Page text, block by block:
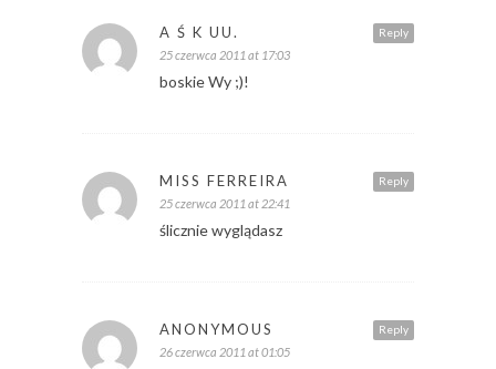
Reply
A Ś K UU.
25 czerwca 2011 at 17:03
boskie Wy ;)!
Reply
MISS FERREIRA
25 czerwca 2011 at 22:41
ślicznie wyglądasz
Reply
ANONYMOUS
26 czerwca 2011 at 01:05